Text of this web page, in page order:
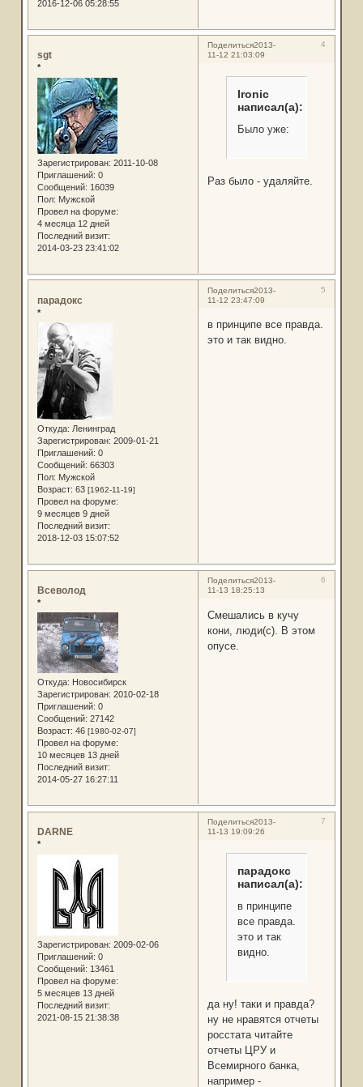
2016-12-06 05:28:55
Поделиться 4
2013-
11-12 21:03:09
sgt
*
Зарегистрирован: 2011-10-08
Приглашений: 0
Сообщений: 16039
Пол: Мужской
Провел на форуме:
4 месяца 12 дней
Последний визит:
2014-03-23 23:41:02
Ironic
написал(а):
Было уже:
Раз было - удаляйте.
Поделиться 5
2013-
11-12 23:47:09
парадокс
*
Откуда: Ленинград
Зарегистрирован: 2009-01-21
Приглашений: 0
Сообщений: 66303
Пол: Мужской
Возраст: 63 [1962-11-19]
Провел на форуме:
9 месяцев 9 дней
Последний визит:
2018-12-03 15:07:52
в принципе все правда.
это и так видно.
Поделиться 6
2013-
11-13 18:25:13
Всеволод
*
Откуда: Новосибирск
Зарегистрирован: 2010-02-18
Приглашений: 0
Сообщений: 27142
Возраст: 46 [1980-02-07]
Провел на форуме:
10 месяцев 13 дней
Последний визит:
2014-05-27 16:27:11
Смешались в кучу
кони, люди(с). В этом
опусе.
Поделиться 7
2013-
11-13 19:09:26
DARNE
*
Зарегистрирован: 2009-02-06
Приглашений: 0
Сообщений: 13461
Провел на форуме:
5 месяцев 13 дней
Последний визит:
2021-08-15 21:38:38
парадокс
написал(а):
в принципе
все правда.
это и так
видно.
да ну! таки и правда?
ну не нравятся отчеты
росстата читайте
отчеты ЦРУ и
Всемирного банка,
например -